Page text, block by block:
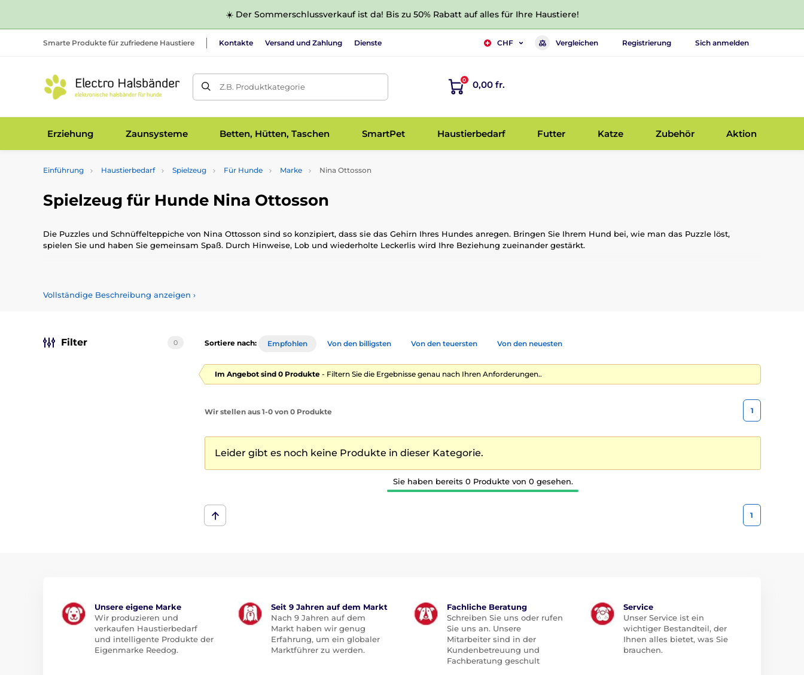
☀️ Der Sommerschlussverkauf ist da! Bis zu 50% Rabatt auf alles für Ihre Haustiere!
Smarte Produkte für zufriedene Haustiere Kontakte Versand und Zahlung Dienste CHF Vergleichen Registrierung Sich anmelden
Z.B. Produktkategorie
0 0,00 fr.
Erziehung Zaunsysteme Betten, Hütten, Taschen SmartPet Haustierbedarf Futter Katze Zubehör Aktion
Einführung Haustierbedarf Spielzeug Für Hunde Marke Nina Ottosson
Spielzeug für Hunde Nina Ottosson
Die Puzzles und Schnüffelteppiche von Nina Ottosson sind so konzipiert, dass sie das Gehirn Ihres Hundes anregen. Bringen Sie Ihrem Hund bei, wie man das Puzzle löst,
spielen Sie und haben Sie gemeinsam Spaß. Durch Hinweise, Lob und wiederholte Leckerlis wird Ihre Beziehung zueinander gestärkt.
Vollständige Beschreibung anzeigen ›
Filter 0 Sortiere nach: Empfohlen Von den billigsten Von den teuersten Von den neuesten
Im Angebot sind 0 Produkte - Filtern Sie die Ergebnisse genau nach Ihren Anforderungen..
Wir stellen aus 1-0 von 0 Produkte 1
Leider gibt es noch keine Produkte in dieser Kategorie.
Sie haben bereits 0 Produkte von 0 gesehen.
1
Unsere eigene Marke
Wir produzieren und
verkaufen Haustierbedarf
und intelligente Produkte der
Eigenmarke Reedog.
Seit 9 Jahren auf dem Markt
Nach 9 Jahren auf dem
Markt haben wir genug
Erfahrung, um ein globaler
Marktführer zu werden.
Fachliche Beratung
Schreiben Sie uns oder rufen
Sie uns an. Unsere
Mitarbeiter sind in der
Kundenbetreuung und
Fachberatung geschult
Service
Unser Service ist ein
wichtiger Bestandteil, der
Ihnen alles bietet, was Sie
brauchen.